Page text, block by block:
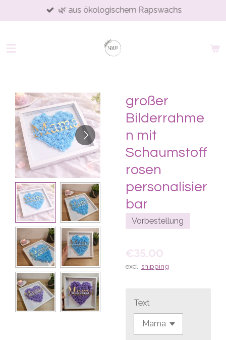
to
content
🌿 aus ökologischem Rapswachs
großer
Bilderrahme
n mit
Schaumstoff
rosen
personalisier
bar
Vorbestellung
€35.00
excl. shipping
Text